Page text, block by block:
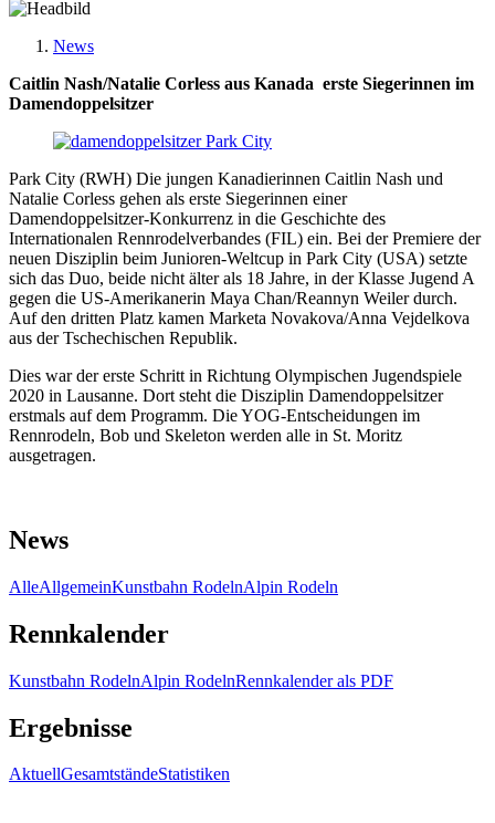
News
Caitlin Nash/Natalie Corless aus Kanada erste Siegerinnen im
Damendoppelsitzer
Park City (RWH) Die jungen Kanadierinnen Caitlin Nash und
Natalie Corless gehen als erste Siegerinnen einer
Damendoppelsitzer-Konkurrenz in die Geschichte des
Internationalen Rennrodelverbandes (FIL) ein. Bei der Premiere der
neuen Disziplin beim Junioren-Weltcup in Park City (USA) setzte
sich das Duo, beide nicht älter als 18 Jahre, in der Klasse Jugend A
gegen die US-Amerikanerin Maya Chan/Reannyn Weiler durch.
Auf den dritten Platz kamen Marketa Novakova/Anna Vejdelkova
aus der Tschechischen Republik.
Dies war der erste Schritt in Richtung Olympischen Jugendspiele
2020 in Lausanne. Dort steht die Disziplin Damendoppelsitzer
erstmals auf dem Programm. Die YOG-Entscheidungen im
Rennrodeln, Bob und Skeleton werden alle in St. Moritz
ausgetragen.
News
AlleAllgemeinKunstbahn RodelnAlpin Rodeln
Rennkalender
Kunstbahn RodelnAlpin RodelnRennkalender als PDF
Ergebnisse
AktuellGesamtständeStatistiken